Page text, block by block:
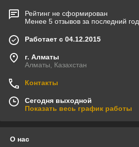
Рейтинг не сформирован
Менее 5 отзывов за последний год
Работает с 04.12.2015
г. Алматы
Алматы, Казахстан
Контакты
Сегодня выходной
Показать весь график работы
О нас